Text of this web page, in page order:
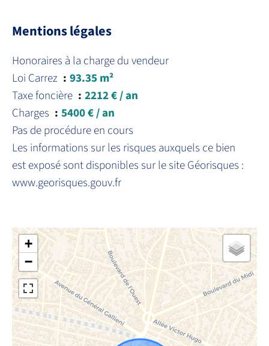
Mentions légales
Honoraires à la charge du vendeur
Loi Carrez
93.35 m²
Taxe foncière
2212 € / an
Charges
5400 € / an
Pas de procédure en cours
Les informations sur les risques auxquels ce bien
est exposé sont disponibles sur le site Géorisques :
www.georisques.gouv.fr
+
−